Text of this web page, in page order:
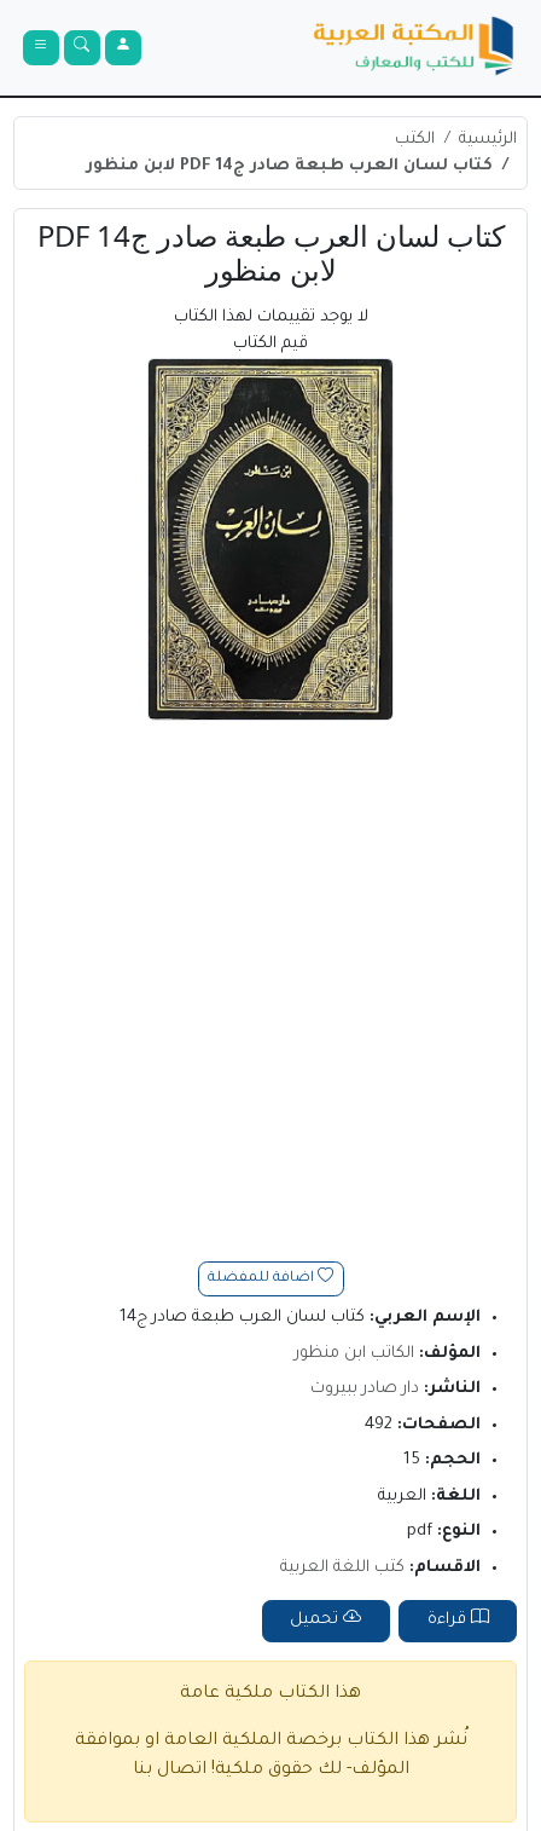
الرئيسية
الكتب
كتاب لسان العرب طبعة صادر ج14 PDF لابن منظور
كتاب لسان العرب طبعة صادر ج14 PDF
لابن منظور
لا يوجد تقييمات لهذا الكتاب
قيم الكتاب
اضافة للمفضلة
الإسم العربي: كتاب لسان العرب طبعة صادر ج14
المؤلف: الكاتب ابن منظور
الناشر: دار صادر ببيروت
الصفحات:
الحجم:
اللغة: العربية
النوع:
الاقسام: كتب اللغة العربية
قراءة تحميل
هذا الكتاب ملكية عامة
نُشر هذا الكتاب برخصة الملكية العامة او بموافقة
المؤلف- لك حقوق ملكية! اتصال بنا